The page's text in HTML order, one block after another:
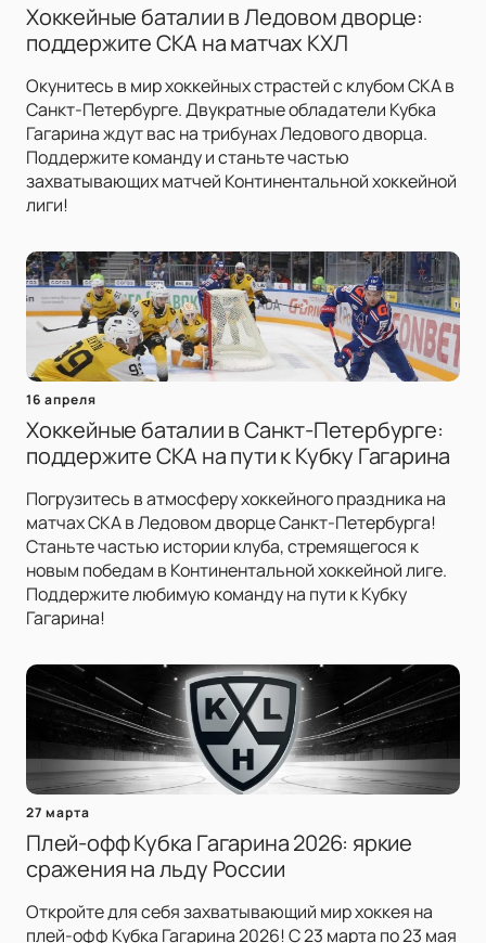
Хоккейные баталии в Ледовом дворце:
поддержите СКА на матчах КХЛ
Окунитесь в мир хоккейных страстей с клубом СКА в
Санкт-Петербурге. Двукратные обладатели Кубка
Гагарина ждут вас на трибунах Ледового дворца.
Поддержите команду и станьте частью
захватывающих матчей Континентальной хоккейной
лиги!
16 апреля
Хоккейные баталии в Санкт-Петербурге:
поддержите СКА на пути к Кубку Гагарина
Погрузитесь в атмосферу хоккейного праздника на
матчах СКА в Ледовом дворце Санкт-Петербурга!
Станьте частью истории клуба, стремящегося к
новым победам в Континентальной хоккейной лиге.
Поддержите любимую команду на пути к Кубку
Гагарина!
27 марта
Плей-офф Кубка Гагарина 2026: яркие
сражения на льду России
Откройте для себя захватывающий мир хоккея на
плей-офф Кубка Гагарина 2026! С 23 марта по 23 мая